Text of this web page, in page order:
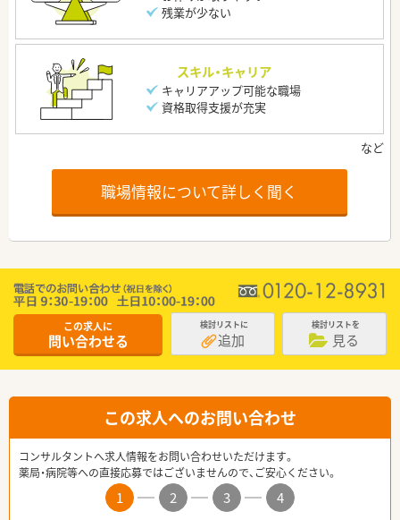
残業が少ない
スキル・キャリア
キャリアアップ可能な職場
資格取得支援が充実
職場情報について詳しく聞く
この求人に
問い合わせる
検討リストに
追加
検討リストを
見る
この求人へのお問い合わせ
コンサルタントへ求人情報をお問い合わせいただけます。
薬局・病院等への直接応募ではございませんので、ご安心ください。
1 2 3
4